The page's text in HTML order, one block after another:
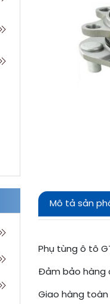
Mô tả sản
Phụ tùng ô tô
Đảm bảo hàng
Giao hàng